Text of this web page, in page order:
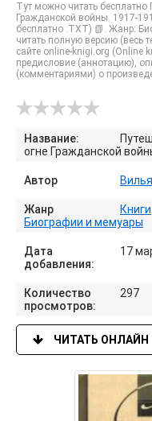
Тут можно читать бесплатно
Гражданской войны. 1917-
бесплатно .TXT) 📗. Жанр:
читать полную версию (весь
сайте online-knigi.org (Online
предисловие (аннотацию),
(комментариями) о
Название:
огне Гражданской
Автор
Жанр Книги
Биографии и мемуары
Дата
добавления:
17
Количество
просмотров:
297
ЧИТАТЬ ОНЛАЙН